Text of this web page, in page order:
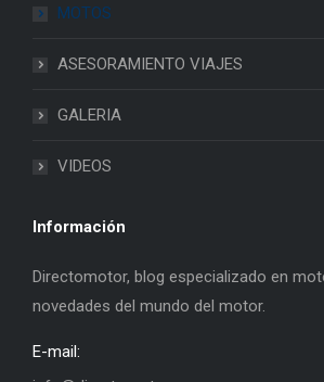
MOTOS
ASESORAMIENTO VIAJES
GALERIA
VIDEOS
Información
Directomotor, blog especializado en
novedades del mundo del motor.
E-mail: